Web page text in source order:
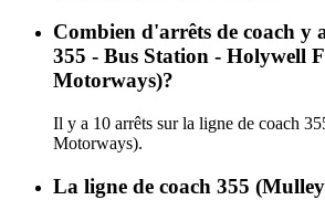
Combien d'arrêts de coach y
355 - Bus Station - Holywell
Motorways)?
Il y a 10 arrêts sur la ligne de coach
Motorways).
La ligne de coach 355